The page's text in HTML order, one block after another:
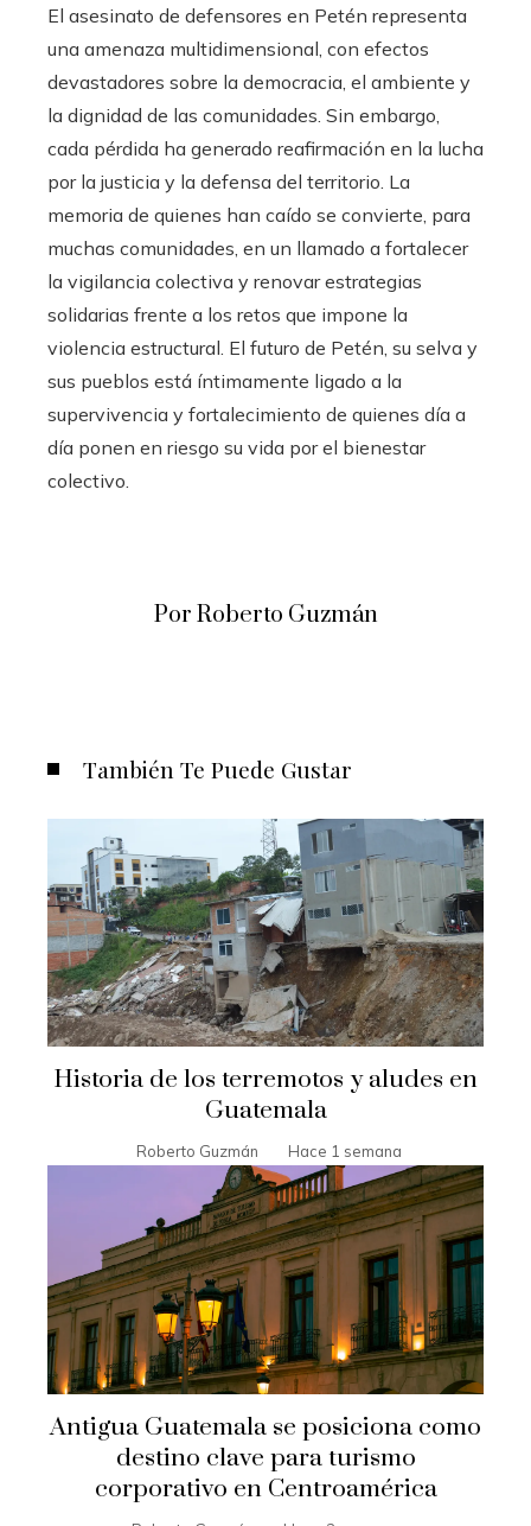
El asesinato de defensores en Petén representa
una amenaza multidimensional, con efectos
devastadores sobre la democracia, el ambiente y
la dignidad de las comunidades. Sin embargo,
cada pérdida ha generado reafirmación en la lucha
por la justicia y la defensa del territorio. La
memoria de quienes han caído se convierte, para
muchas comunidades, en un llamado a fortalecer
la vigilancia colectiva y renovar estrategias
solidarias frente a los retos que impone la
violencia estructural. El futuro de Petén, su selva y
sus pueblos está íntimamente ligado a la
supervivencia y fortalecimiento de quienes día a
día ponen en riesgo su vida por el bienestar
colectivo.
Por Roberto Guzmán
También Te Puede Gustar
Historia de los terremotos y aludes en
Guatemala
Roberto Guzmán Hace 1 semana
Antigua Guatemala se posiciona como
destino clave para turismo
corporativo en Centroamérica